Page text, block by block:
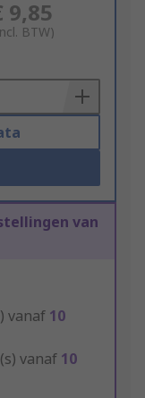
9,85
BTW)
van
vanaf 10
vanaf 10